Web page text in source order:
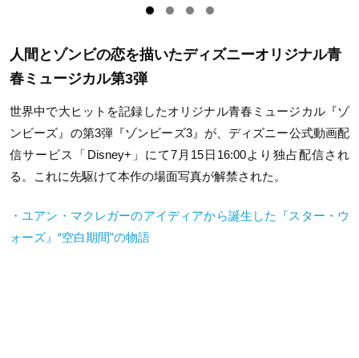
人間とゾンビの恋を描いたディズニーオリジナル青
春ミュージカル第3弾
世界中で大ヒットを記録したオリジナル青春ミュージカル『ゾ
ンビーズ』の第3弾『ゾンビーズ3』が、ディズニー公式動画配
信サービス「Disney+」にて7月15日16:00より独占配信され
る。これに先駆けて本作の場面写真が解禁された。
・ユアン・マクレガーのアイディアから誕生した『スター・ウ
ォーズ』“空白期間”の物語